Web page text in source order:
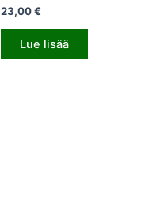
23,00€
Lue lisää